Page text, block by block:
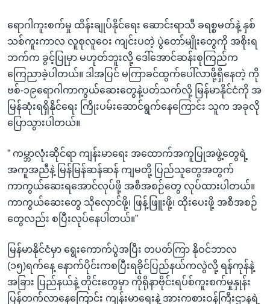
ရောဂါကူးစက်မှု ထိန်းချုပ်နိုင်ရေး ဆောင်းရာသီ ခရစ္စမတ်နဲ့ နှစ်
သစ်ကူးကာလ လူစုလူဝေး ကျင်းပတဲ့ ပွဲတော်မျိုးတွေကို အစိုးရ
ဘက်က ခွင့်ပြုမှာ မဟုတ်ဘူးလို့ ဒေါ်အောင်ဆန်းစုကြည်က
ကြေညာခဲ့ပါတယ်။ ဒါအပြင် မကြာခင်ထွက်ပေါ်လာဖို့ရှိနေတဲ့ ကို
ဗစ်-၁၉ရောဂါကာကွယ်ဆေးတွေနဲ့ပတ်သက်လို့ မြန်မာနိုင်ငံကို အ
မြန်ဆုံးရရှိနိုင်ရေး ကြိုးပမ်းဆောင်ရွက်နေကြောင်း သူက အခုလို
ပြောသွားပါတယ်။
” ကမ္ဘာလုံးဆိုင်ရာ ကျန်းမာရေး အထောက်အကူပြုအဖွဲ့တွေရဲ့
အကူအညီနဲ့ မြန်မြန်ဆန်ဆန် ကျမတို့ ပြည်သူတွေအတွက်
ကာကွယ်ဆေးရအောင်လုပ်ဖို့ အစီအစဉ်တွေ လုပ်ထားပါတယ်။
ကာကွယ်ဆေးတွေ သိုလှောင်ဖို့၊ ဖြန့်ဖြူးဖို့၊ ထိုးပေးဖို့ အစီအစဉ်
တွေလည်း စပြီးလုပ်နေပါတယ်။”
မြန်မာနိုင်ငံမှာ ရွေးကောက်ပွဲအပြီး တပတ်ကြာ နိုဝင်ဘာလ
(၁၅)ရက်နေ့ နောက်ပိုင်းကစပြီးရခိုင်ပြည်နယ်ကလွဲလို့ ရန်ကုန်နဲ့
အခြား ပြည်နယ်နဲ့ တိုင်းတွေမှာ ကိုရိုနာဗိုင်းရပ်စ်ကူးစက်မှုနှုန်း
ပြန်တက်လာနေကြောင်း ကျန်းမာရေးနဲ့ အားကစားဝန်ကြီးဌာနရဲ့